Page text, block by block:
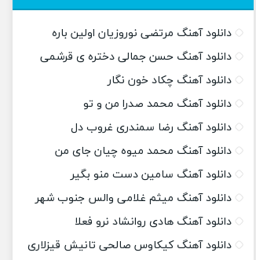
دانلود آهنگ مرتضی نوروزیان اولین باره
دانلود آهنگ حسن جمالی دختره ی قرشمی
دانلود آهنگ چکاد خون نگار
دانلود آهنگ محمد صدرا من و تو
دانلود آهنگ رضا سمندری غروب دل
دانلود آهنگ محمد میوه چیان جای من
دانلود آهنگ سامین دست منو بگیر
دانلود آهنگ میثم غلامی والس جنوب شهر
دانلود آهنگ هادی روانشاد نرو فعلا
دانلود آهنگ کیکاوس صالحی تانیش قیزلاری